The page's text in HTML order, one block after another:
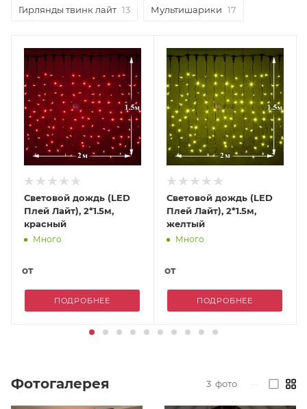
Гирлянды твинк лайт 13 Мультишарики 17
Световой дождь (LED
Плей Лайт), 2*1.5м,
красный
Много
от
ПОДРОБНЕЕ
Световой дождь (LED
Плей Лайт), 2*1.5м,
желтый
Много
от
ПОДРОБНЕЕ
Фотогалерея 3 фото